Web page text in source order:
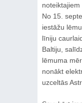
noteiktajiem
No 15.
iestāžu
līniju
Baltiju,
lēmuma
nonākt
uzceltās